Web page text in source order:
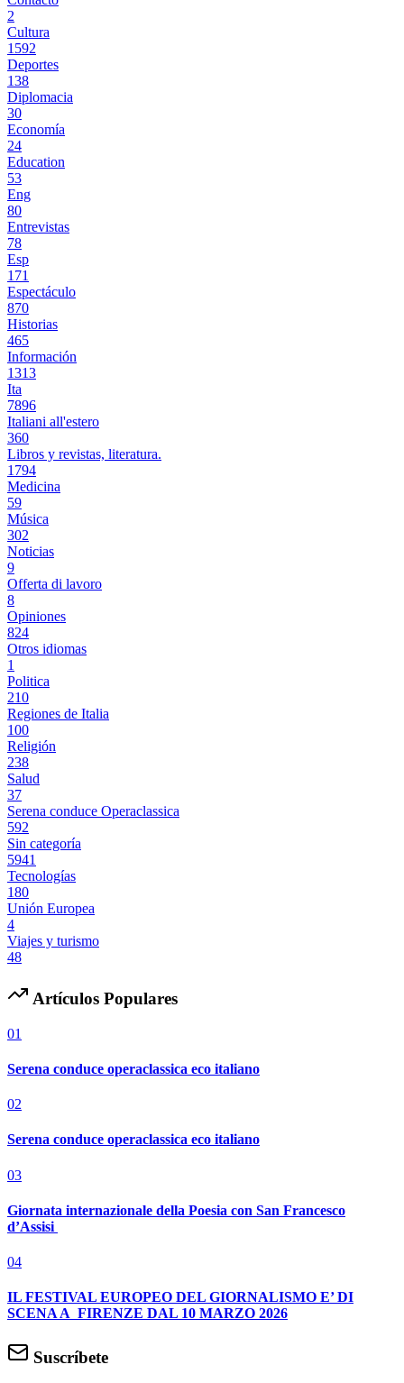
2
Cultura
1592
Deportes
138
Diplomacia
30
Economía
24
Education
53
Eng
80
Entrevistas
78
Esp
171
Espectáculo
870
Historias
465
Información
1313
Ita
7896
Italiani all'estero
360
Libros y revistas, literatura.
1794
Medicina
59
Música
302
Noticias
9
Offerta di lavoro
8
Opiniones
824
Otros idiomas
1
Politica
210
Regiones de Italia
100
Religión
238
Salud
37
Serena conduce Operaclassica
592
Sin categoría
5941
Tecnologías
180
Unión Europea
4
Viajes y turismo
48
Artículos Populares
01
Serena conduce operaclassica eco italiano
02
Serena conduce operaclassica eco italiano
03
Giornata internazionale della Poesia con San Francesco
d’Assisi
04
IL FESTIVAL EUROPEO DEL GIORNALISMO E’ DI
SCENA A FIRENZE DAL 10 MARZO 2026
Suscríbete